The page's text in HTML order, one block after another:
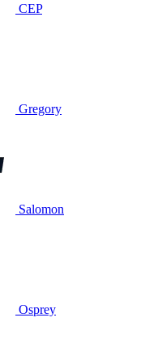
CEP
Gregory
Salomon
Osprey